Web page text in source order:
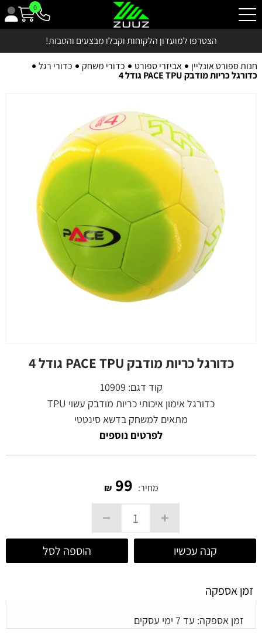
0
הצטרפו למועדון הלקוחות וקבלו מבצעים והטבות!
חנות ספורט אונליין אביזרי ספורט כדורי משחק כדורי רגל
כדורגל כריות מודבק PACE TPU גודל 4
כדורגל כריות מודבק PACE TPU גודל 4
קוד דגם: 10909
כדורגל אימון איכותי כריות מודבק עשוי TPU
מתאים למשחק בדשא סינטטי
לפרטים נוספים
מחיר: 99
₪
קנה עכשיו הוספה לסל
זמן אספקה
זמן אספקה: עד 7 ימי עסקים